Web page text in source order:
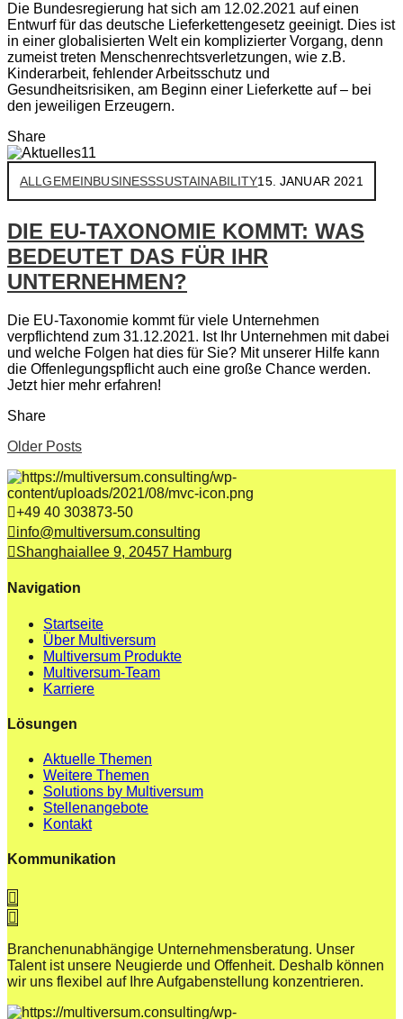
Die Bundesregierung hat sich am 12.02.2021 auf einen
Entwurf für das deutsche Lieferkettengesetz geeinigt. Dies ist
in einer globalisierten Welt ein komplizierter Vorgang, denn
zumeist treten Menschenrechtsverletzungen, wie z.B.
Kinderarbeit, fehlender Arbeitsschutz und
Gesundheitsrisiken, am Beginn einer Lieferkette auf – bei
den jeweiligen Erzeugern.
Share
ALLGEMEINBUSINESSSUSTAINABILITY15. JANUAR 2021
DIE EU-TAXONOMIE KOMMT: WAS
BEDEUTET DAS FÜR IHR
UNTERNEHMEN?
Die EU-Taxonomie kommt für viele Unternehmen
verpflichtend zum 31.12.2021. Ist Ihr Unternehmen mit dabei
und welche Folgen hat dies für Sie? Mit unserer Hilfe kann
die Offenlegungspflicht auch eine große Chance werden.
Jetzt hier mehr erfahren!
Share
Older Posts
+49 40 303873-50
info@multiversum.consulting
Shanghaiallee 9, 20457 Hamburg
Navigation
Startseite
Über Multiversum
Multiversum Produkte
Multiversum-Team
Karriere
Lösungen
Aktuelle Themen
Weitere Themen
Solutions by Multiversum
Stellenangebote
Kontakt
Kommunikation
Branchenunabhängige Unternehmensberatung. Unser
Talent ist unsere Neugierde und Offenheit. Deshalb können
wir uns flexibel auf Ihre Aufgabenstellung konzentrieren.